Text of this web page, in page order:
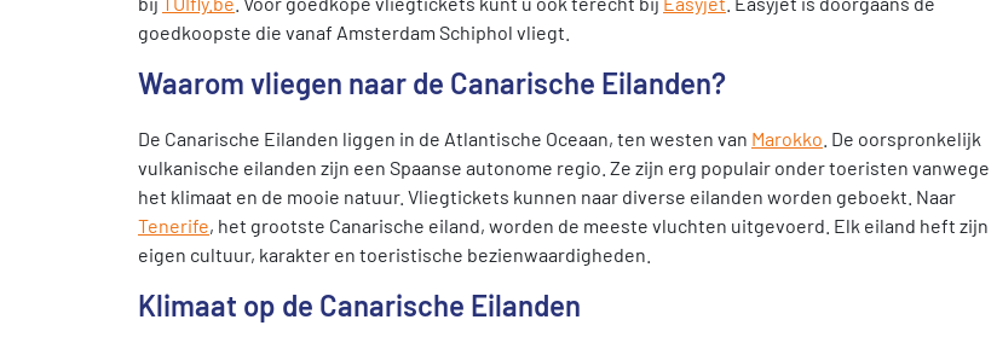
goedkoopste die vanaf Amsterdam Schiphol vliegt.
Waarom vliegen naar de Canarische Eilanden?
De Canarische Eilanden liggen in de Atlantische Oceaan, ten westen van Marokko . De oorspronkelijk
vulkanische eilanden zijn een Spaanse autonome regio. Ze zijn erg populair onder toeristen vanwege
het klimaat en de mooie natuur. Vliegtickets kunnen naar diverse eilanden worden geboekt. Naar
Tenerife, het grootste Canarische eiland, worden de meeste vluchten uitgevoerd. Elk eiland heft zijn
eigen cultuur, karakter en toeristische bezienwaardigheden.
Klimaat op de Canarische Eilanden